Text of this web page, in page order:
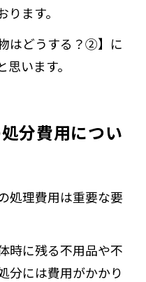
ます。
はどうする？②】に
います。
分費用につい
処理費用は重要な要
時に残る不用品や不
分には費用がかかり